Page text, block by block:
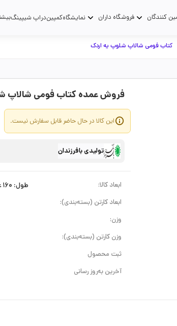
کنندگان فروشگاه داران نمایشگاهکمپیندراپ شیپینگ
کتاب فومی شالاپ شلوپ یه اردک
فروش عمده کتاب فومی شالاپ
این کالا در حال حاضر قابل سفارش نیست.
تولیدی بافرزندان
ابعاد کالا: طول: 160 عرض : 120 ارتفاع:40
ابعاد کارتن (بسته‌بندی):
وزن:
وزن کارتن (بسته‌بندی):
ثبت محصول
آخرین به‌روز رسانی